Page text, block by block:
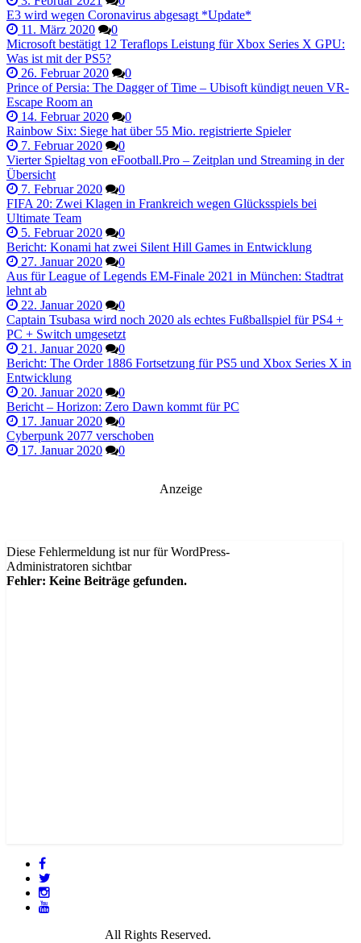
E3 wird wegen Coronavirus abgesagt *Update*
11. März 2020
0
Microsoft bestätigt 12 Teraflops Leistung für Xbox Series X GPU:
Was ist mit der PS5?
26. Februar 2020
0
Prince of Persia: The Dagger of Time – Ubisoft kündigt neuen VR-
Escape Room an
14. Februar 2020
0
Rainbow Six: Siege hat über 55 Mio. registrierte Spieler
7. Februar 2020
0
Vierter Spieltag von eFootball.Pro – Zeitplan und Streaming in der
Übersicht
7. Februar 2020
0
FIFA 20: Zwei Klagen in Frankreich wegen Glücksspiels bei
Ultimate Team
5. Februar 2020
0
Bericht: Konami hat zwei Silent Hill Games in Entwicklung
27. Januar 2020
0
Aus für League of Legends EM-Finale 2021 in München: Stadtrat
lehnt ab
22. Januar 2020
0
Captain Tsubasa wird noch 2020 als echtes Fußballspiel für PS4 +
PC + Switch umgesetzt
21. Januar 2020
0
Bericht: The Order 1886 Fortsetzung für PS5 und Xbox Series X in
Entwicklung
20. Januar 2020
0
Bericht – Horizon: Zero Dawn kommt für PC
17. Januar 2020
0
Cyberpunk 2077 verschoben
17. Januar 2020
0
Anzeige
Diese Fehlermeldung ist nur für WordPress-
Administratoren sichtbar
Fehler: Keine Beiträge gefunden.
All Rights Reserved.